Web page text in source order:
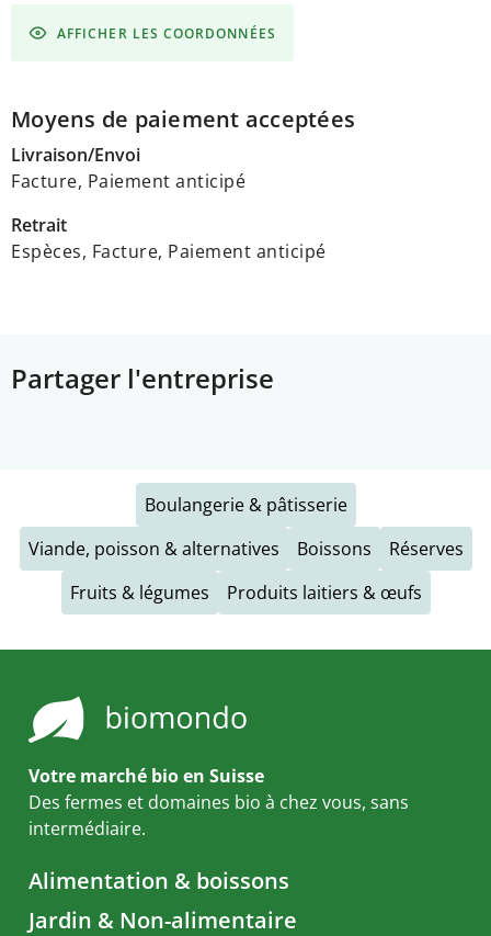
AFFICHER LES COORDONNÉES
Moyens de paiement acceptées
Livraison/Envoi
Facture, Paiement anticipé
Retrait
Espèces, Facture, Paiement anticipé
Partager l'entreprise
Boulangerie & pâtisserie
Viande, poisson & alternatives
Boissons
Réserves
Fruits & légumes
Produits laitiers & œufs
Votre marché bio en Suisse
Des fermes et domaines bio à chez vous, sans
intermédiaire.
Alimentation & boissons
Jardin & Non-alimentaire